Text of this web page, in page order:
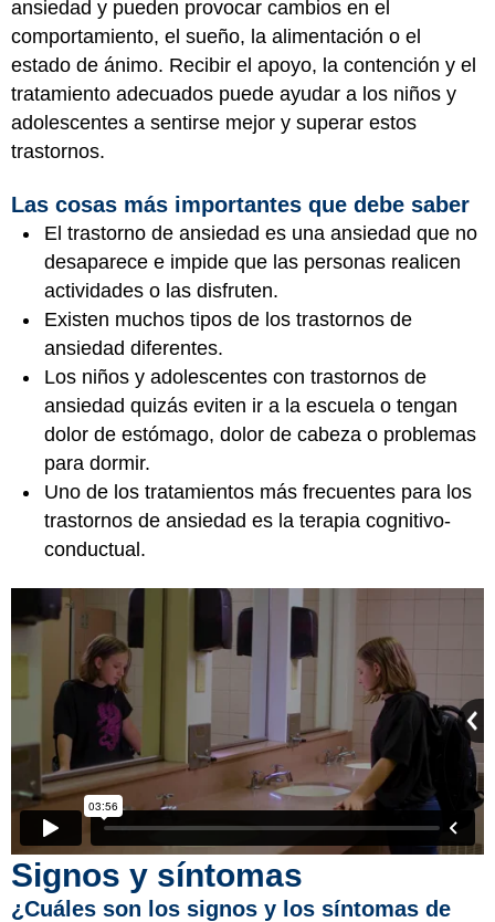
ansiedad y pueden provocar cambios en el
comportamiento, el sueño, la alimentación o el
estado de ánimo. Recibir el apoyo, la contención y el
tratamiento adecuados puede ayudar a los niños y
adolescentes a sentirse mejor y superar estos
trastornos.
Las cosas más importantes que debe saber
El trastorno de ansiedad es una ansiedad que no
desaparece e impide que las personas realicen
actividades o las disfruten.
Existen muchos tipos de los trastornos de
ansiedad diferentes.
Los niños y adolescentes con trastornos de
ansiedad quizás eviten ir a la escuela o tengan
dolor de estómago, dolor de cabeza o problemas
para dormir.
Uno de los tratamientos más frecuentes para los
trastornos de ansiedad es la terapia cognitivo-
conductual.
Signos y síntomas
¿Cuáles son los signos y los síntomas de